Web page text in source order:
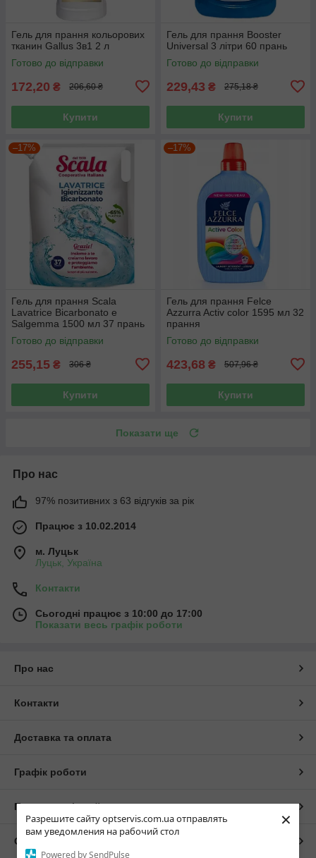
Разрешите сайту optservis.com.ua отправлять
вам уведомления на рабочий стол
Powered by SendPulse
×
Гель для прання кольорових
тканин Gallus 3в1 2 л
Готово до відправки
172,20 ₴ 206,60 ₴
Купити
Гель для прання Booster
Universal 3 літри 60 прань
Готово до відправки
229,43 ₴ 275,18 ₴
Купити
–17%
Гель для прання Scala
Lavatrice Bicarbonato e
Salgemma 1500 мл 37 прань
Готово до відправки
255,15 ₴ 306 ₴
Купити
–17%
Гель для прання Felce
Azzurra Activ color 1595 мл 32
прання
Готово до відправки
423,68 ₴ 507,96 ₴
Купити
Показати ще
Про нас
97% позитивних з 63 відгуків за рік
Працює з 10.02.2014
м. Луцьк
Луцьк, Україна
Контакти
Сьогодні працює з 10:00 до 17:00
Показати весь графік роботи
Про нас
Контакти
Доставка та оплата
Графік роботи
Повна версія сайту
Сайт створено на маркетплейсі